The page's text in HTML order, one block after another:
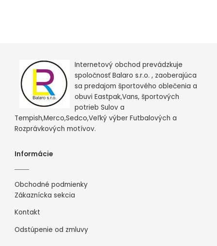
Internetový obchod prevádzkuje
spoločnosť Balaro s.r.o. , zaoberajúca
sa predajom športového oblečenia a
obuvi Eastpak,Vans, športových
potrieb Sulov a
Tempish,Merco,Sedco,Veľký výber Futbalových a
Rozprávkových motívov.
Informácie
Obchodné podmienky
Zákaznícka sekcia
Kontakt
Odstúpenie od zmluvy